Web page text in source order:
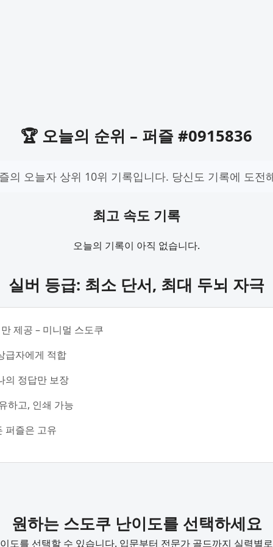
🏆 오늘의 순위 – 퍼즐 #0915836
의 오늘자 상위 10위 기록입니다. 당신도 기록에 도전
최고 속도 기록
오늘의 기록이 아직 없습니다.
실버 등급: 최소 단서, 최대 두뇌 자극
제공 – 미니멀 스도쿠
급자에게 적합
의 정답만 보장
하고, 인쇄 가능
퍼즐은 고유
원하는 스도쿠 난이도를 선택하세요
도를 선택할 수 있습니다. 입문부터 전문가 골드까지 실력별